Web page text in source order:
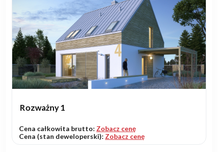
Rozważny 1
Cena całkowita brutto: Zobacz cenę
Cena (stan deweloperski): Zobacz cenę